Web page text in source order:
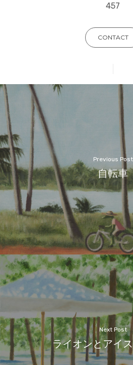
457
CONTACT
Previous Post
自転車
Next Post
ライオンとアイ